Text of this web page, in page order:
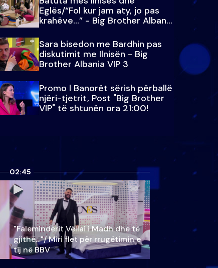
Eglës/“Fol kur jam aty, jo pas
krahëve…” - Big Brother Albania
VIP 3
Sara bisedon me Bardhin pas
diskutimit me Ilnisën - Big
Brother Albania VIP 3
Promo l Banorët sërish përballë
njëri-tjetrit, Post "Big Brother
VIP" të shtunën ora 21:00!
02:45
"Faleminderit Vëllai i Madh dhe të
gjithë…"/ Miri flet për rrugëtimin e
tij në BBV